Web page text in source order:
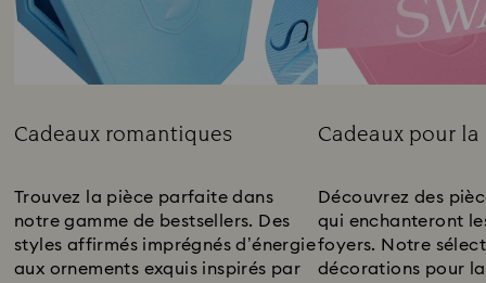
Cadeaux romantiques
Trouvez la pièce parfaite dans
notre gamme de bestsellers. Des
styles affirmés imprégnés d’énergie
aux ornements exquis inspirés par
Cadeaux pour
Découvrez des
qui enchanteront
foyers. Notre
décorations pour